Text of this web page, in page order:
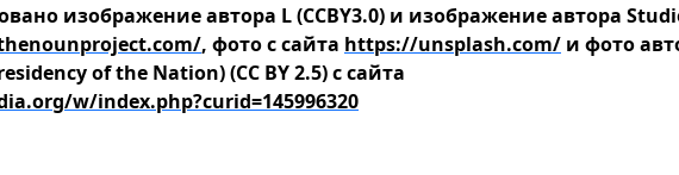
изображение автора L (CCBY3.0) и изображение автора
, фото с сайта https://unsplash.com/ и фото
of the Nation) (CC BY 2.5) с сайта
w/index.php?curid=145996320